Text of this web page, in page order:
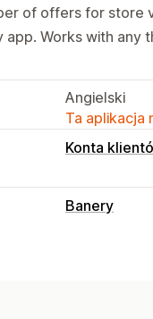
of offers for store
Works with any
Angielski
Ta aplikacja
Konta
Banery